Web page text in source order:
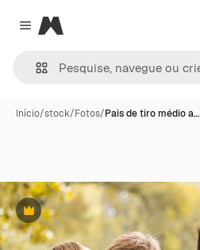
Close menu
Magnific
Início/stock/Fotos/Pais de tiro médio a…
Premium